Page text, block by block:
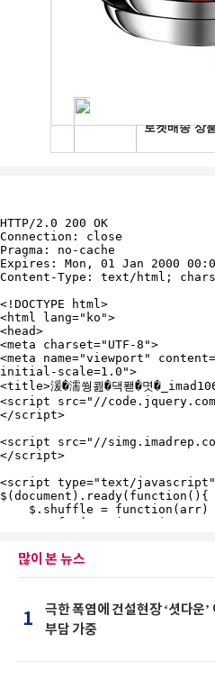
많이 본 뉴스
1
극한 폭염에 건설현장 ‘셧다운
부담 가중